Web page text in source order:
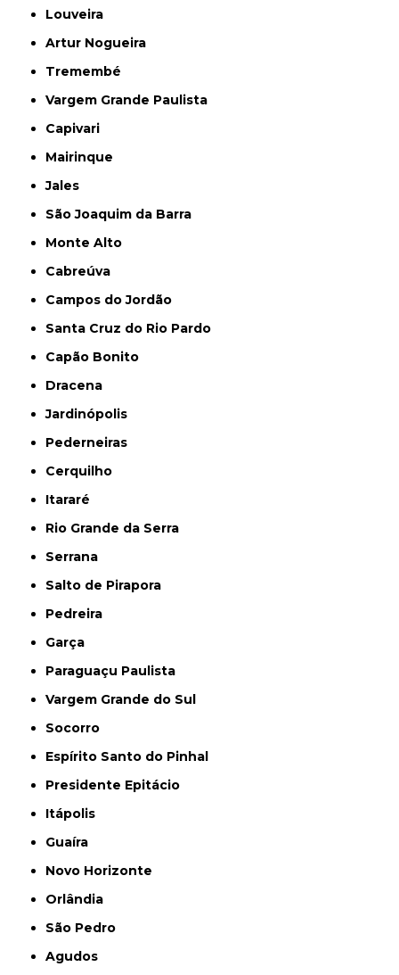
Louveira
Artur Nogueira
Tremembé
Vargem Grande Paulista
Capivari
Mairinque
Jales
São Joaquim da Barra
Monte Alto
Cabreúva
Campos do Jordão
Santa Cruz do Rio Pardo
Capão Bonito
Dracena
Jardinópolis
Pederneiras
Cerquilho
Itararé
Rio Grande da Serra
Serrana
Salto de Pirapora
Pedreira
Garça
Paraguaçu Paulista
Vargem Grande do Sul
Socorro
Espírito Santo do Pinhal
Presidente Epitácio
Itápolis
Guaíra
Novo Horizonte
Orlândia
São Pedro
Agudos